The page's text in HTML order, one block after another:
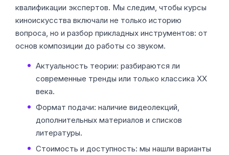
квалификации экспертов. Мы следим, чтобы курсы
киноискусства включали не только историю
вопроса, но и разбор прикладных инструментов: от
основ композиции до работы со звуком.
Актуальность теории: разбираются ли
современные тренды или только классика XX
века.
Формат подачи: наличие видеолекций,
дополнительных материалов и списков
литературы.
Стоимость и доступность: мы нашли варианты